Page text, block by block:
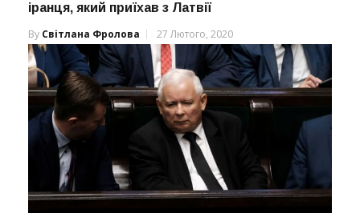
іранця, який приїхав з Латвії
By Світлана Фролова 27 Лютого, 2020